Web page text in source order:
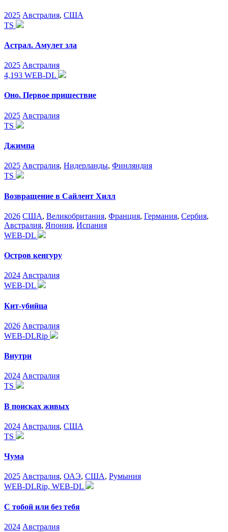
2025 Австралия, США
TS
Астрал. Амулет зла
2025 Австралия
4,193 WEB-DL
Оно. Первое пришествие
2025 Австралия
TS
Джимпа
2025 Австралия, Нидерланды, Финляндия
TS
Возвращение в Сайлент Хилл
2026 США, Великобритания, Франция, Германия, Сербия,
Австралия, Япония, Испания
WEB-DL
Остров кенгуру
2024 Австралия
WEB-DL
Кит-убийца
2026 Австралия
WEB-DLRip
Внутри
2024 Австралия
TS
В поисках живых
2024 Австралия, США
TS
Чума
2025 Австралия, ОАЭ, США, Румыния
WEB-DLRip, WEB-DL
С тобой или без тебя
2024 Австралия